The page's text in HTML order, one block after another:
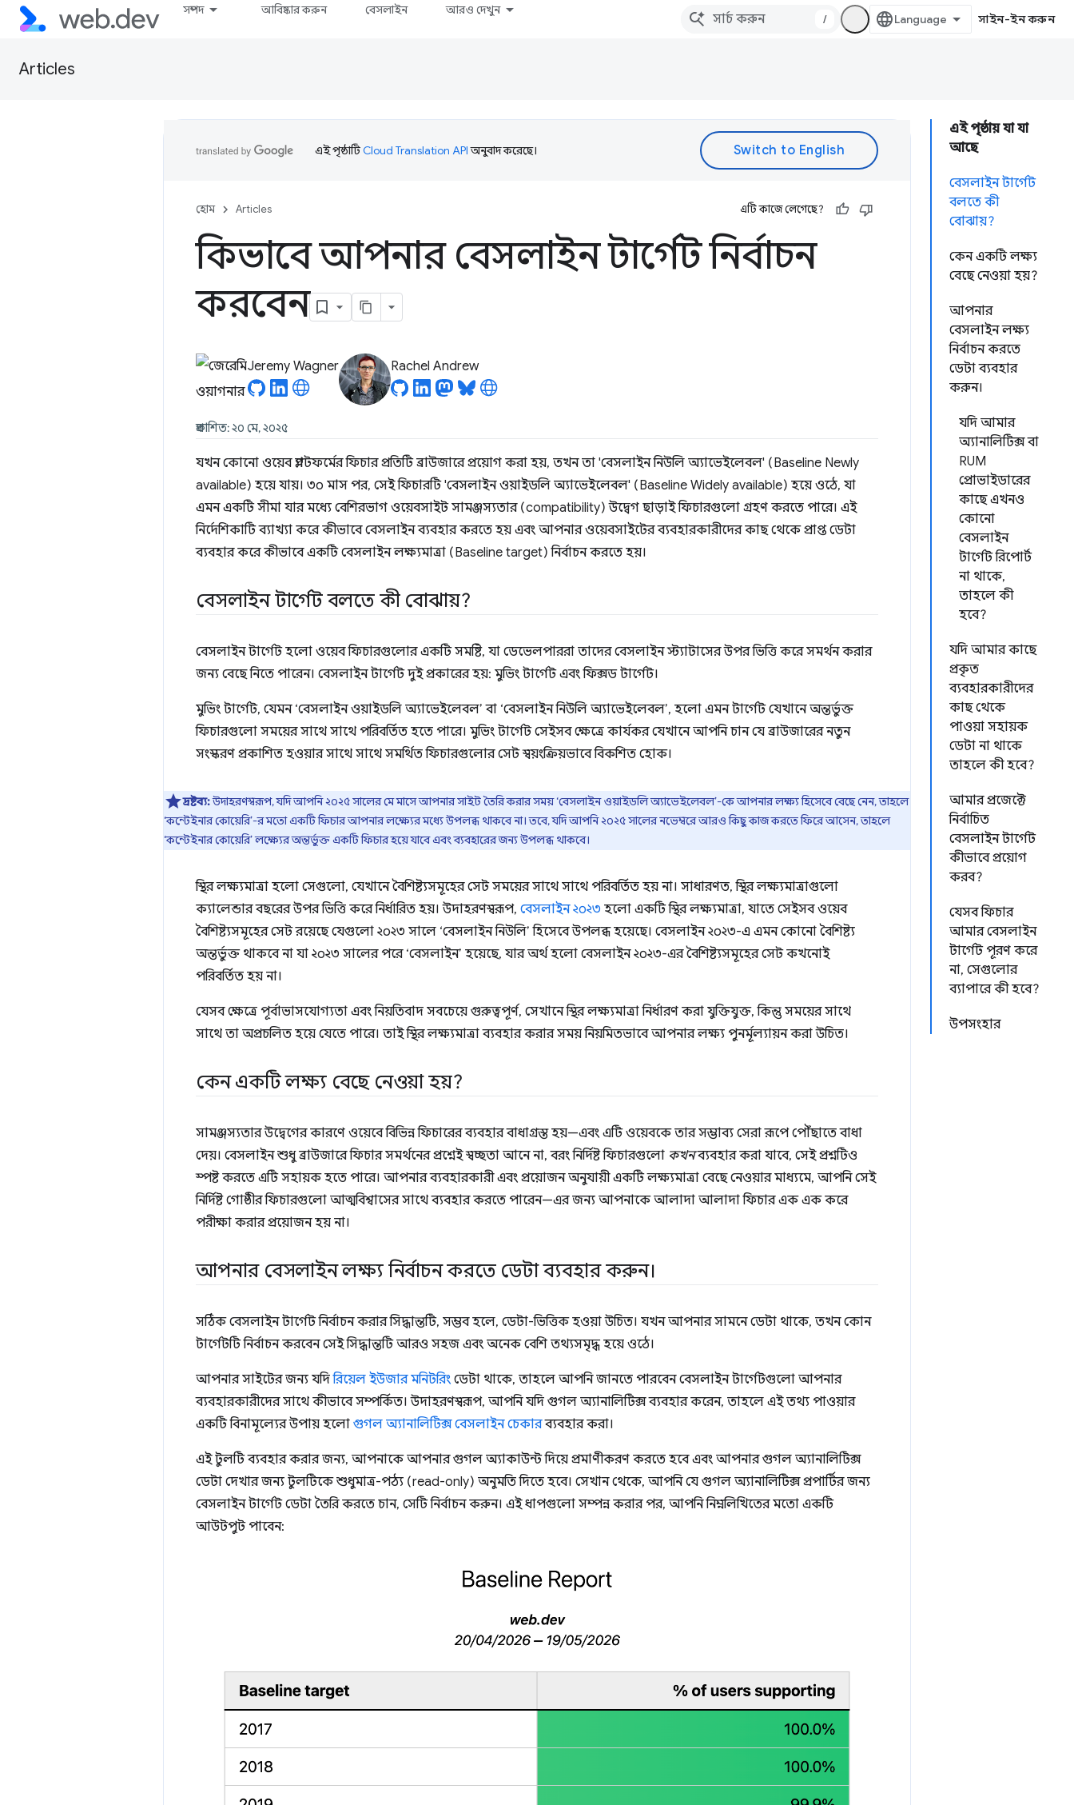
সম্পদ আবিষ্কার করুন বেসলাইন আরও দেখুন
/ সাইন-ইন করুন
Articles
এই পৃষ্ঠায় যা যা
আছে
বেসলাইন টার্গেট
বলতে কী
বোঝায়?
কেন একটি লক্ষ্য
বেছে নেওয়া হয়?
আপনার
বেসলাইন লক্ষ্য
নির্বাচন করতে
ডেটা ব্যবহার
করুন।
যদি আমার
অ্যানালিটিক্স বা
RUM
প্রোভাইডারের
কাছে এখনও
কোনো
বেসলাইন
টার্গেট রিপোর্ট
না থাকে,
তাহলে কী
হবে?
যদি আমার কাছে
প্রকৃত
ব্যবহারকারীদের
কাছ থেকে
পাওয়া সহায়ক
ডেটা না থাকে
তাহলে কী হবে?
আমার প্রজেক্টে
নির্বাচিত
বেসলাইন টার্গেট
কীভাবে প্রয়োগ
করব?
যেসব ফিচার
আমার বেসলাইন
টার্গেট পূরণ করে
না, সেগুলোর
ব্যাপারে কী হবে?
উপসংহার
এই পৃষ্ঠাটিCloud Translation APIঅনুবাদ করেছে।
হোম Articles এটি কাজে লেগেছে?
কিভাবে আপনার বেসলাইন টার্গেট নির্বাচন
করবেন
Jeremy Wagner Rachel Andrew
প্রকাশিত: ২০ মে, ২০২৫
যখন কোনো ওয়েব প্ল্যাটফর্মের ফিচার প্রতিটি ব্রাউজারে প্রয়োগ করা হয়, তখন তা 'বেসলাইন নিউলি অ্যাভেইলেবল' (Baseline Newly
available) হয়ে যায়। ৩০ মাস পর, সেই ফিচারটি 'বেসলাইন ওয়াইডলি অ্যাভেইলেবল' (Baseline Widely available) হয়ে ওঠে, যা
এমন একটি সীমা যার মধ্যে বেশিরভাগ ওয়েবসাইট সামঞ্জস্যতার (compatibility) উদ্বেগ ছাড়াই ফিচারগুলো গ্রহণ করতে পারে। এই
নির্দেশিকাটি ব্যাখ্যা করে কীভাবে বেসলাইন ব্যবহার করতে হয় এবং আপনার ওয়েবসাইটের ব্যবহারকারীদের কাছ থেকে প্রাপ্ত ডেটা
ব্যবহার করে কীভাবে একটি বেসলাইন লক্ষ্যমাত্রা (Baseline target) নির্বাচন করতে হয়।
বেসলাইন টার্গেট বলতে কী বোঝায়?
বেসলাইন টার্গেট হলো ওয়েব ফিচারগুলোর একটি সমষ্টি, যা ডেভেলপাররা তাদের বেসলাইন স্ট্যাটাসের উপর ভিত্তি করে সমর্থন করার
জন্য বেছে নিতে পারেন। বেসলাইন টার্গেট দুই প্রকারের হয়: মুভিং টার্গেট এবং ফিক্সড টার্গেট।
মুভিং টার্গেট, যেমন ‘বেসলাইন ওয়াইডলি অ্যাভেইলেবল’ বা ‘বেসলাইন নিউলি অ্যাভেইলেবল’, হলো এমন টার্গেট যেখানে অন্তর্ভুক্ত
ফিচারগুলো সময়ের সাথে সাথে পরিবর্তিত হতে পারে। মুভিং টার্গেট সেইসব ক্ষেত্রে কার্যকর যেখানে আপনি চান যে ব্রাউজারের নতুন
সংস্করণ প্রকাশিত হওয়ার সাথে সাথে সমর্থিত ফিচারগুলোর সেট স্বয়ংক্রিয়ভাবে বিকশিত হোক।
দ্রষ্টব্য:উদাহরণস্বরূপ, যদি আপনি ২০২৫ সালের মে মাসে আপনার সাইট তৈরি করার সময় ‘বেসলাইন ওয়াইডলি অ্যাভেইলেবল’-কে আপনার লক্ষ্য হিসেবে বেছে নেন, তাহলে
‘কন্টেইনার কোয়েরি’-র মতো একটি ফিচার আপনার লক্ষ্যের মধ্যে উপলব্ধ থাকবে না। তবে, যদি আপনি ২০২৫ সালের নভেম্বরে আরও কিছু কাজ করতে ফিরে আসেন, তাহলে
‘কন্টেইনার কোয়েরি’ লক্ষ্যের অন্তর্ভুক্ত একটি ফিচার হয়ে যাবে এবং ব্যবহারের জন্য উপলব্ধ থাকবে।
স্থির লক্ষ্যমাত্রা হলো সেগুলো, যেখানে বৈশিষ্ট্যসমূহের সেট সময়ের সাথে সাথে পরিবর্তিত হয় না। সাধারণত, স্থির লক্ষ্যমাত্রাগুলো
ক্যালেন্ডার বছরের উপর ভিত্তি করে নির্ধারিত হয়। উদাহরণস্বরূপ, বেসলাইন ২০২৩ হলো একটি স্থির লক্ষ্যমাত্রা, যাতে সেইসব ওয়েব
বৈশিষ্ট্যসমূহের সেট রয়েছে যেগুলো ২০২৩ সালে ‘বেসলাইন নিউলি’ হিসেবে উপলব্ধ হয়েছে। বেসলাইন ২০২৩-এ এমন কোনো বৈশিষ্ট্য
অন্তর্ভুক্ত থাকবে না যা ২০২৩ সালের পরে ‘বেসলাইন’ হয়েছে, যার অর্থ হলো বেসলাইন ২০২৩-এর বৈশিষ্ট্যসমূহের সেট কখনোই
পরিবর্তিত হয় না।
যেসব ক্ষেত্রে পূর্বাভাসযোগ্যতা এবং নিয়তিবাদ সবচেয়ে গুরুত্বপূর্ণ, সেখানে স্থির লক্ষ্যমাত্রা নির্ধারণ করা যুক্তিযুক্ত, কিন্তু সময়ের সাথে
সাথে তা অপ্রচলিত হয়ে যেতে পারে। তাই স্থির লক্ষ্যমাত্রা ব্যবহার করার সময় নিয়মিতভাবে আপনার লক্ষ্য পুনর্মূল্যায়ন করা উচিত।
কেন একটি লক্ষ্য বেছে নেওয়া হয়?
সামঞ্জস্যতার উদ্বেগের কারণে ওয়েবে বিভিন্ন ফিচারের ব্যবহার বাধাগ্রস্ত হয়—এবং এটি ওয়েবকে তার সম্ভাব্য সেরা রূপে পৌঁছাতে বাধা
দেয়। বেসলাইন শুধু ব্রাউজারে ফিচার সমর্থনের প্রশ্নেই স্বচ্ছতা আনে না, বরং নির্দিষ্ট ফিচারগুলো কখনব্যবহার করা যাবে, সেই প্রশ্নটিও
স্পষ্ট করতে এটি সহায়ক হতে পারে। আপনার ব্যবহারকারী এবং প্রয়োজন অনুযায়ী একটি লক্ষ্যমাত্রা বেছে নেওয়ার মাধ্যমে, আপনি সেই
নির্দিষ্ট গোষ্ঠীর ফিচারগুলো আত্মবিশ্বাসের সাথে ব্যবহার করতে পারেন—এর জন্য আপনাকে আলাদা আলাদা ফিচার এক এক করে
পরীক্ষা করার প্রয়োজন হয় না।
আপনার বেসলাইন লক্ষ্য নির্বাচন করতে ডেটা ব্যবহার করুন।
সঠিক বেসলাইন টার্গেট নির্বাচন করার সিদ্ধান্তটি, সম্ভব হলে, ডেটা-ভিত্তিক হওয়া উচিত। যখন আপনার সামনে ডেটা থাকে, তখন কোন
টার্গেটটি নির্বাচন করবেন সেই সিদ্ধান্তটি আরও সহজ এবং অনেক বেশি তথ্যসমৃদ্ধ হয়ে ওঠে।
আপনার সাইটের জন্য যদিরিয়েল ইউজার মনিটরিং ডেটা থাকে, তাহলে আপনি জানতে পারবেন বেসলাইন টার্গেটগুলো আপনার
ব্যবহারকারীদের সাথে কীভাবে সম্পর্কিত। উদাহরণস্বরূপ, আপনি যদি গুগল অ্যানালিটিক্স ব্যবহার করেন, তাহলে এই তথ্য পাওয়ার
একটি বিনামূল্যের উপায় হলো গুগল অ্যানালিটিক্স বেসলাইন চেকারব্যবহার করা।
এই টুলটি ব্যবহার করার জন্য, আপনাকে আপনার গুগল অ্যাকাউন্ট দিয়ে প্রমাণীকরণ করতে হবে এবং আপনার গুগল অ্যানালিটিক্স
ডেটা দেখার জন্য টুলটিকে শুধুমাত্র-পঠ্য (read-only) অনুমতি দিতে হবে। সেখান থেকে, আপনি যে গুগল অ্যানালিটিক্স প্রপার্টির জন্য
বেসলাইন টার্গেট ডেটা তৈরি করতে চান, সেটি নির্বাচন করুন। এই ধাপগুলো সম্পন্ন করার পর, আপনি নিম্নলিখিতের মতো একটি
আউটপুট পাবেন: